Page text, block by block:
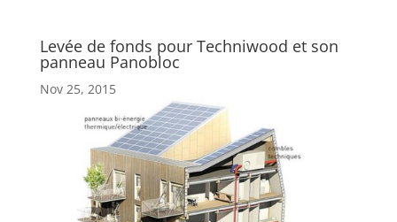
Levée de fonds pour Techniwood et son
panneau Panobloc
Nov 25, 2015